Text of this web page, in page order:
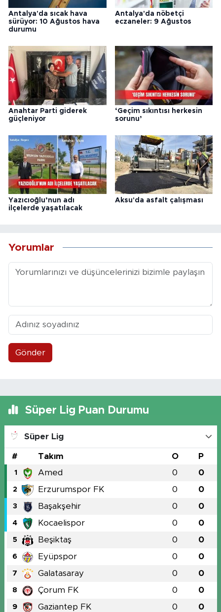
Antalya'da sıcak hava
sürüyor: 10 Ağustos hava
durumu
Antalya'da nöbetçi
eczaneler: 9 Ağustos
Anahtar Parti giderek
güçleniyor
‘Geçim sıkıntısı herkesin
sorunu’
Yazıcıoğlu’nun adı
ilçelerde yaşatılacak
Aksu'da asfalt çalışması
Yorumlar
Gönder
Süper Lig Puan Durumu
Süper Lig
# Takım O P
1 Amed 0 0
2 Erzurumspor FK 0 0
3 Başakşehir 0 0
4 Kocaelispor 0 0
5 Beşiktaş 0 0
6 Eyüpspor 0 0
7 Galatasaray 0 0
8 Çorum FK 0 0
9 Gaziantep FK 0 0